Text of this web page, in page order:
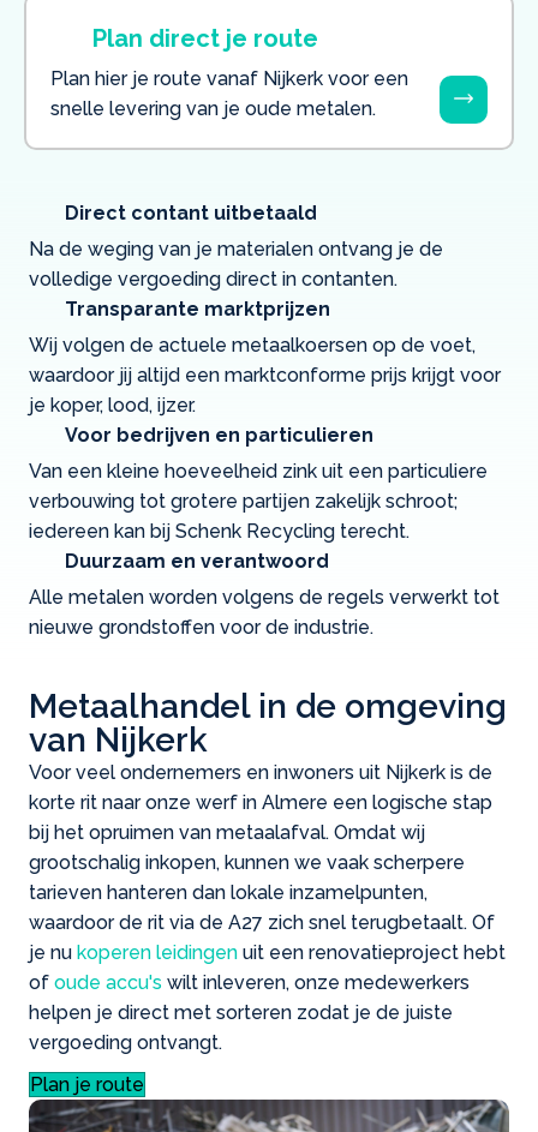
Plan direct je route
Plan hier je route vanaf Nijkerk voor een
snelle levering van je oude metalen.
Direct contant uitbetaald
Na de weging van je materialen ontvang je de
volledige vergoeding direct in contanten.
Transparante marktprijzen
Wij volgen de actuele metaalkoersen op de voet,
waardoor jij altijd een marktconforme prijs krijgt voor
je koper, lood, ijzer.
Voor bedrijven en particulieren
Van een kleine hoeveelheid zink uit een particuliere
verbouwing tot grotere partijen zakelijk schroot;
iedereen kan bij Schenk Recycling terecht.
Duurzaam en verantwoord
Alle metalen worden volgens de regels verwerkt tot
nieuwe grondstoffen voor de industrie.
Metaalhandel in de omgeving
van Nijkerk
Voor veel ondernemers en inwoners uit Nijkerk is de
korte rit naar onze werf in Almere een logische stap
bij het opruimen van metaalafval. Omdat wij
grootschalig inkopen, kunnen we vaak scherpere
tarieven hanteren dan lokale inzamelpunten,
waardoor de rit via de A27 zich snel terugbetaalt. Of
je nu koperen leidingen uit een renovatieproject hebt
of oude accu's wilt inleveren, onze medewerkers
helpen je direct met sorteren zodat je de juiste
vergoeding ontvangt.
Plan je route